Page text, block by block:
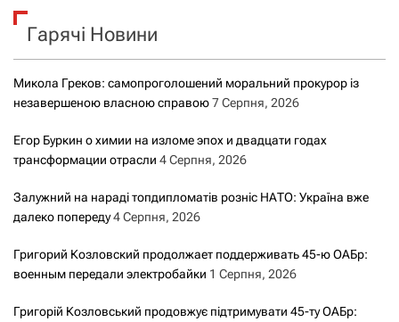
к
Гарячі Новини
Микола Греков: самопроголошений моральний прокурор із
незавершеною власною справою7 Серпня, 2026
Егор Буркин о химии на изломе эпох и двадцати годах
трансформации отрасли 4 Серпня, 2026
Залужний на нараді топдипломатів розніс НАТО: Україна вже
далеко попереду4 Серпня, 2026
Григорий Козловский продолжает поддерживать 45-ю ОАБр:
военным передали электробайки 1 Серпня, 2026
Григорій Козловський продовжує підтримувати 45-ту ОАБр: